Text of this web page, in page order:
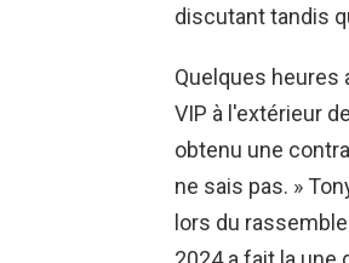
discutant tandis
Quelques heures
VIP à l'extérieur
obtenu une
ne sais pas. »
lors du